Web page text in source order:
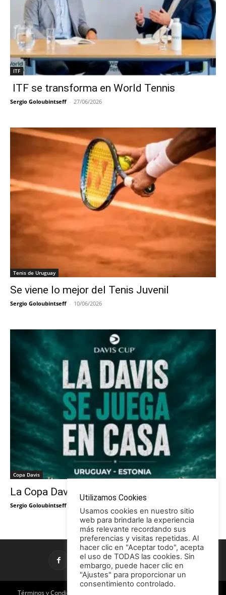
ITF
ITF se transforma en World Tennis
Sergio Goloubintseff - 27/06/2026
Tenis de Uruguay
Se viene lo mejor del Tenis Juvenil
Sergio Goloubintseff - 10/06/2026
Copa Davis
La Copa Davis vuelve al Círculo
Sergio Goloubintseff
Términos y Condiciones
Utilizamos Cookies
Usamos cookies en nuestro sitio
web para brindarle la experiencia
más relevante recordando sus
preferencias y visitas repetidas. Al
hacer clic en "Aceptar todo", acepta
el uso de TODAS las cookies. Sin
embargo, puede hacer clic en
"Ajustes" para proporcionar un
consentimiento controlado.